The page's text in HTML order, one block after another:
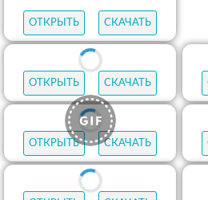
ОТКРЫТЬ СКАЧАТЬ